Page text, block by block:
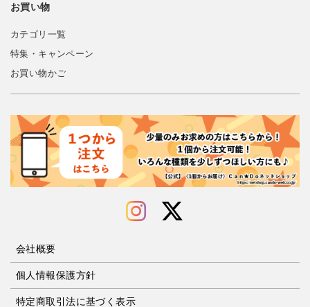
お買い物
カテゴリ一覧
特集・キャンペーン
お買い物かご
会社概要
個人情報保護方針
特定商取引法に基づく表示